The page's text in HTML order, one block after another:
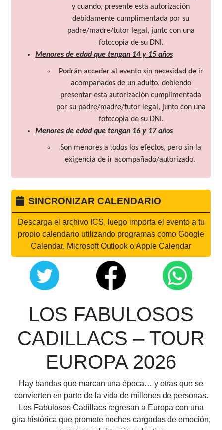
y cuando, presente esta autorización
debidamente cumplimentada por su
padre/madre/tutor legal, junto con una
fotocopia de su DNI.
Menores de edad que tengan 14 y 15 años
Podrán acceder al evento sin necesidad de ir
acompañados de un adulto, debiendo
presentar esta autorización cumplimentada
por su padre/madre/tutor legal, junto con una
fotocopia de su DNI.
Menores de edad que tengan 16 y 17 años
Son menores a todos los efectos, pero sin la
exigencia de ir acompañado/autorizado.
SINCRONIZAR CALENDARIO
Descarga el archivo ICS, luego importa el evento a tu
propio calendario utilizando programas como Google
Calendar, Microsoft Outlook o Apple Calendar
LOS FABULOSOS
CADILLACS – TOUR
EUROPA 2026
Hay bandas que marcan una época… y otras que se
convierten en parte de la vida de millones de personas.
Los Fabulosos Cadillacs regresan a Europa con una
gira histórica que promete noches cargadas de emoción,